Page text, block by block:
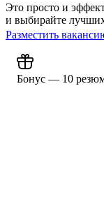
Это просто и
и выбирайте
Разместить
Бонус — 10